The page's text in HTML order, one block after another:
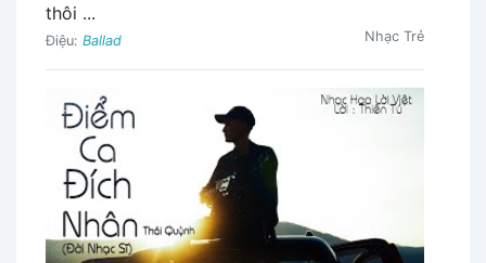
thôi ...
Điệu: Ballad Nhạc Trẻ